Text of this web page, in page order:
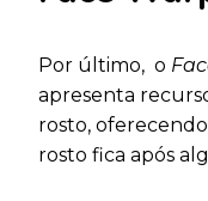
Por último, o
apresenta
rosto,
rosto fica após